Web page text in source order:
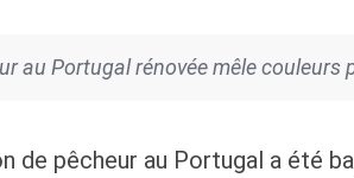
au Portugal rénovée mêle
de pêcheur au Portugal a été